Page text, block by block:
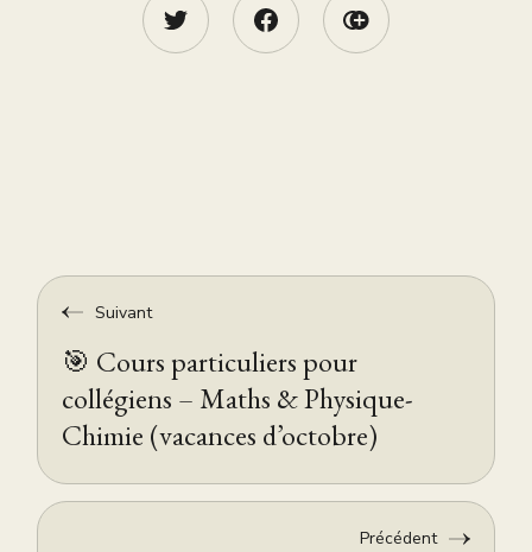
Suivant
🎯 Cours particuliers pour
collégiens – Maths & Physique-
Chimie (vacances d’octobre)
Précédent